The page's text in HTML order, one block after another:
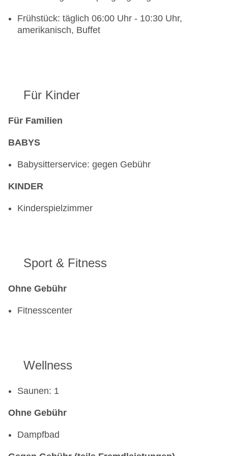
Frühstück: täglich 06:00 Uhr - 10:30 Uhr,
amerikanisch, Buffet
Für Kinder
Für Familien
BABYS
Babysitterservice: gegen Gebühr
KINDER
Kinderspielzimmer
Sport & Fitness
Ohne Gebühr
Fitnesscenter
Wellness
Saunen: 1
Ohne Gebühr
Dampfbad